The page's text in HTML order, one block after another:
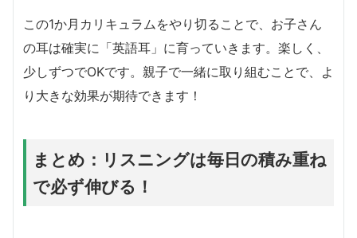
この1か月カリキュラムをやり切ることで、お子さん
の耳は確実に「英語耳」に育っていきます。楽しく、
少しずつでOKです。親子で一緒に取り組むことで、よ
り大きな効果が期待できます！
まとめ：リスニングは毎日の積み重ね
で必ず伸びる！